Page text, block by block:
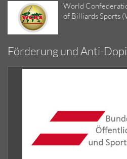
World
of Billiards Sports
Förderung und Anti-